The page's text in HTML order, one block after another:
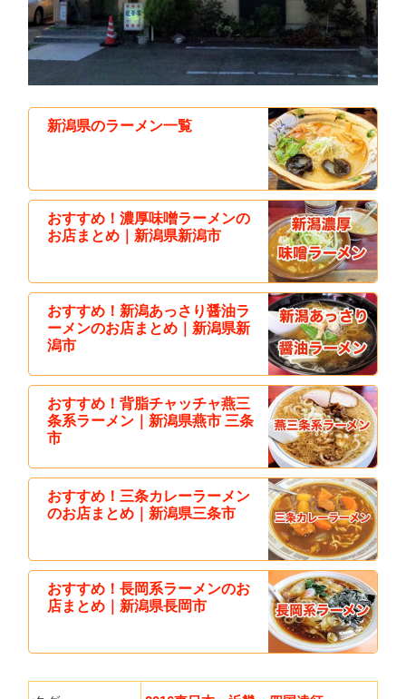
新潟県のラーメン一覧
おすすめ！濃厚味噌ラーメンの
お店まとめ｜新潟県新潟市
おすすめ！新潟あっさり醤油ラ
ーメンのお店まとめ｜新潟県新
潟市
おすすめ！背脂チャッチャ燕三
条系ラーメン｜新潟県燕市 三条
市
おすすめ！三条カレーラーメン
のお店まとめ｜新潟県三条市
おすすめ！長岡系ラーメンのお
店まとめ｜新潟県長岡市